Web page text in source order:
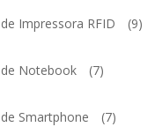
Impressora RFID (9)
Notebook (7)
Smartphone (7)